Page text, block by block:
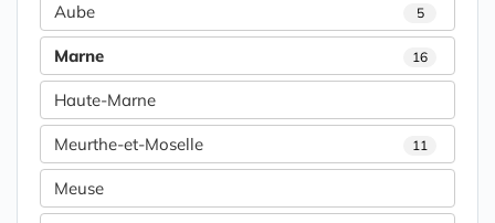
Aube 5
Marne 16
Haute-Marne
Meurthe-et-Moselle 11
Meuse